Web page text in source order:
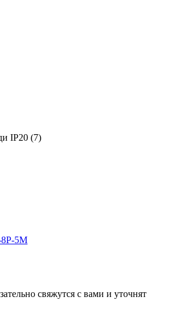
IP20 (7)
5M
свяжутся с вами и уточнят